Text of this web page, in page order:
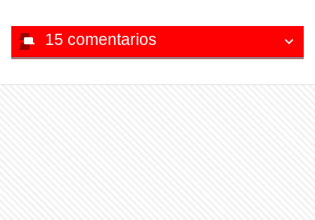
15 comentarios